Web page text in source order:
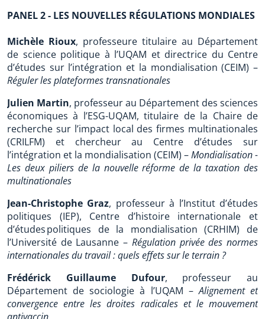
PANEL 2 - LES NOUVELLES RÉGULATIONS MONDIALES
Michèle Rioux, professeure titulaire au Département
de science politique à l’UQAM et directrice du Centre
d’études sur l’intégration et la mondialisation (CEIM) –
Réguler les plateformes transnationales
Julien Martin, professeur au Département des sciences
économiques à l’ESG-UQAM, titulaire de la Chaire de
recherche sur l’impact local des firmes multinationales
(CRILFM) et chercheur au Centre d’études sur
l’intégration et la mondialisation (CEIM) –Mondialisation -
Les deux piliers de la nouvelle réforme de la taxation des
multinationales
Jean-Christophe Graz, professeur à l’Institut d’études
politiques (IEP), Centre d’histoire internationale et
d’études politiques de la mondialisation (CRHIM) de
l’Université de Lausanne – Régulation privée des normes
internationales du travail : quels effets sur le terrain ?
Frédérick Guillaume Dufour, professeur au
Département de sociologie à l’UQAM –Alignement et
convergence entre les droites radicales et le mouvement